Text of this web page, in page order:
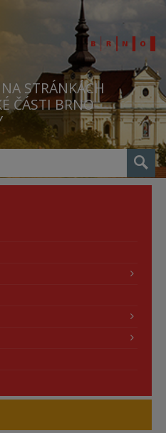
STRÁNKÁCH
ČÁSTI BRNO